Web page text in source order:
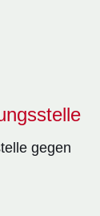
gegen